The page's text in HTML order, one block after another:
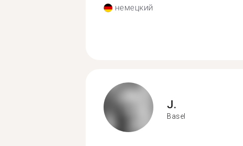
немецкий
J.
Basel